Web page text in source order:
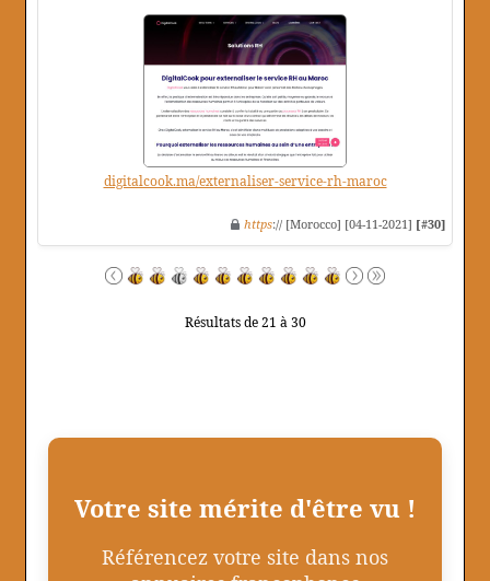
digitalcook.ma/externaliser-service-rh-maroc
https:// [Morocco] [04-11-2021] [#30]
Résultats de 21 à 30
Votre site mérite d'être vu !
Référencez votre site dans nos